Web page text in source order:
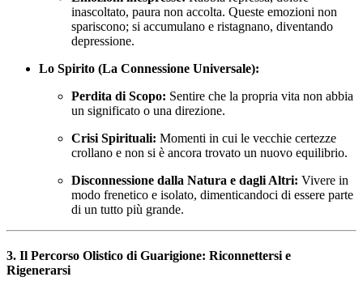
inascoltato, paura non accolta. Queste emozioni non
spariscono; si accumulano e ristagnano, diventando
depressione.
Lo Spirito (La Connessione Universale):
Perdita di Scopo: Sentire che la propria vita non abbia
un significato o una direzione.
Crisi Spirituali: Momenti in cui le vecchie certezze
crollano e non si è ancora trovato un nuovo equilibrio.
Disconnessione dalla Natura e dagli Altri: Vivere in
modo frenetico e isolato, dimenticandoci di essere parte
di un tutto più grande.
3. Il Percorso Olistico di Guarigione: Riconnettersi e
Rigenerarsi